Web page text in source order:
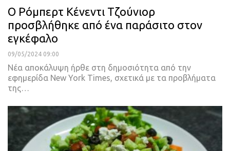
O Ρόμπερτ Κένεντι Τζούνιορ
προσβλήθηκε από ένα παράσιτο στον
εγκέφαλο
09/05/2024 09:00
Νέα αποκάλυψη ήρθε στη δημοσιότητα από την
εφημερίδα New York Times, σχετικά με τα προβλήματα
της…